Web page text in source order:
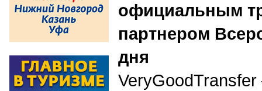
официальным
партнером
дня
VeryGoodTransfer